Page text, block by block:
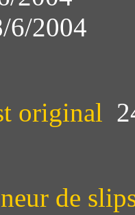
6/2004
original
de